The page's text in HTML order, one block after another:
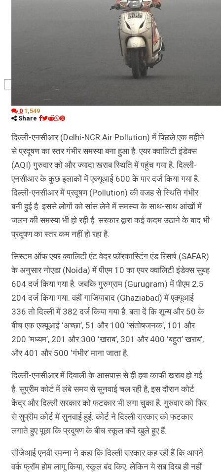
0 1,549
Share
दिल्ली-एनसीआर (Delhi-NCR Air Pollution) में पिछले एक महीने
से प्रदूषण का स्तर गंभीर समस्या बना हुआ है. एयर क्वालिटी इंडेक्स
(AQI) गुरुवार को और ज्यादा खराब स्थिति में पहुंच गया है. दिल्ली-
एनसीआर के कुछ इलाकों में एक्यूआई 600 के पार दर्ज किया गया है.
दिल्ली-एनसीआर में प्रदूषण (Pollution) की वजह से स्थिति गंभीर
बनी हुई है. इससे लोगों को सांस लेने में समस्या के साथ-साथ आंखों में
जलन की समस्या भी हो रही है. सरकार द्वारा कई कदम उठाने के बाद भी
प्रदूषण का स्तर कम नहीं हो रहा है.
सिस्टम ऑफ एयर क्वालिटी एंट वेदर फॉरकास्टिंग एंड रिसर्च (SAFAR)
के अनुसार नोएडा (Noida) में पीएम 10 का एयर क्वालिटी इंडेक्स सुबह
604 दर्ज किया गया है. जबकि गुरुग्राम (Gurugram) में पीएम 2.5
204 दर्ज किया गया. वहीं गाजियाबाद (Ghaziabad) में एक्यूआई
336 तो दिल्ली में 382 दर्ज किया गया है. बता दें कि शून्य और 50 के
बीच एक एक्यूआई ‘अच्छा’, 51 और 100 ‘संतोषजनक’, 101 और
200 ‘मध्यम’, 201 और 300 ‘खराब’, 301 और 400 ‘बहुत’ खराब’,
और 401 और 500 ‘गंभीर’ माना जाता है.
दिल्ली-एनसीआर में दिवाली के आसपास से ही हवा काफी खराब हो गई
है. सुप्रीम कोर्ट में लंबे समय से सुनवाई चल रही है, इस दौरान कोर्ट
केंद्र और दिल्ली सरकार को फटकार भी लगा चुका है. गुरुवार को फिर
से सुप्रीम कोर्ट में सुनवाई हुई. कोर्ट ने दिल्ली सरकार को फटकार
लगाते हुए पूछा कि प्रदूषण के बीच स्कूल क्यों खुले हुए हैं.
सीजेआई एनवी रमन्ना ने कहा कि दिल्ली सरकार कह रही हैं कि आपने
वर्क फ्रॉम होम लागू किया, स्कूल बंद किए. लेकिन ये सब दिख ही नहीं